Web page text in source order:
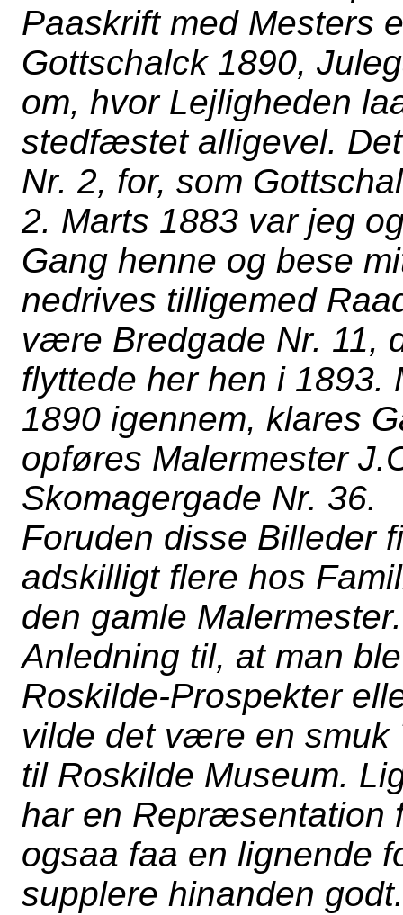
Paaskrift med Mesters
Gottschalck 1890,
om, hvor Lejligheden
stedfæstet alligevel.
Nr. 2, for, som
2. Marts 1883 var jeg
Gang henne og bese
nedrives tilligemed
være Bredgade Nr. 11,
flyttede her hen i
1890 igennem, klares
opføres Malermester
Skomagergade Nr. 36.
Foruden disse Billeder
adskilligt flere hos
den gamle
Anledning til, at man
Roskilde-Prospekter
vilde det være en smuk
til Roskilde Museum.
har en Repræsentation
ogsaa faa en lignende
supplere hinanden